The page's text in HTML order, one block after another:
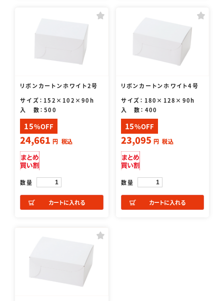
リボンカートンホワイト2号
サイズ：152×102×90h
入 数：500
15%OFF
24,661 円 税込
数量
カートに入れる
リボンカートンホワイト4号
サイズ：180×128×90h
入 数：400
15%OFF
23,095 円 税込
数量
カートに入れる